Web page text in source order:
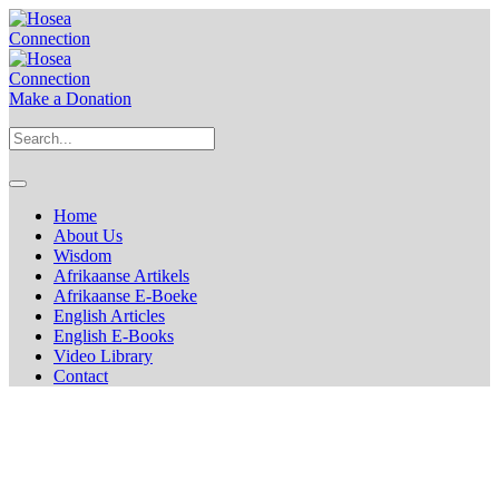
Make a Donation
Home
About Us
Wisdom
Afrikaanse Artikels
Afrikaanse E-Boeke
English Articles
English E-Books
Video Library
Contact